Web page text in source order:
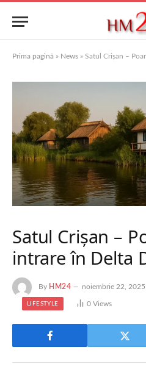
Prima pagină » News » Satul Crișan –
Satul Crișan –
intrare în Delta
By HM24 noiembrie 22, 2025
LIFESTYLE 0 Views